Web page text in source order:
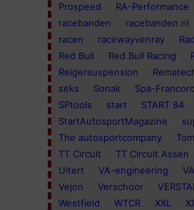
Prospeed
RA-Performance
racebanden
racebanden.nl
racen
racewayvenray
Red Bull
Red Bull Racing
Reigersuspension
seks
Sonak
Spa-
SPtools
start START 84
StartAutosportMagazine
The autosportcompany
TT Circuit
TT Circuit Assen
Uitert
VA-engineering
Vejon
Verschoor
Westfield
WTCR XXL